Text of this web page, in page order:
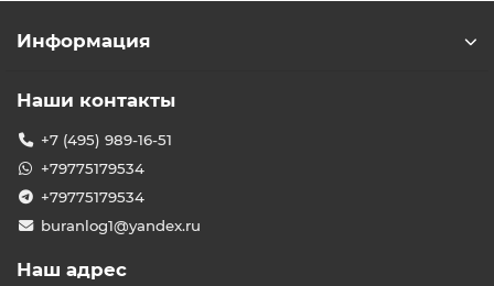
Информация
Наши контакты
+7 (495) 989-16-51
+79775179534
+79775179534
buranlog1@yandex.ru
Наш адрес